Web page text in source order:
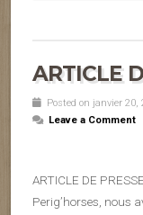
ARTICLE
Posted on janvier 20,
Leave a Comment
ARTICLE DE
Perig’horses, nous